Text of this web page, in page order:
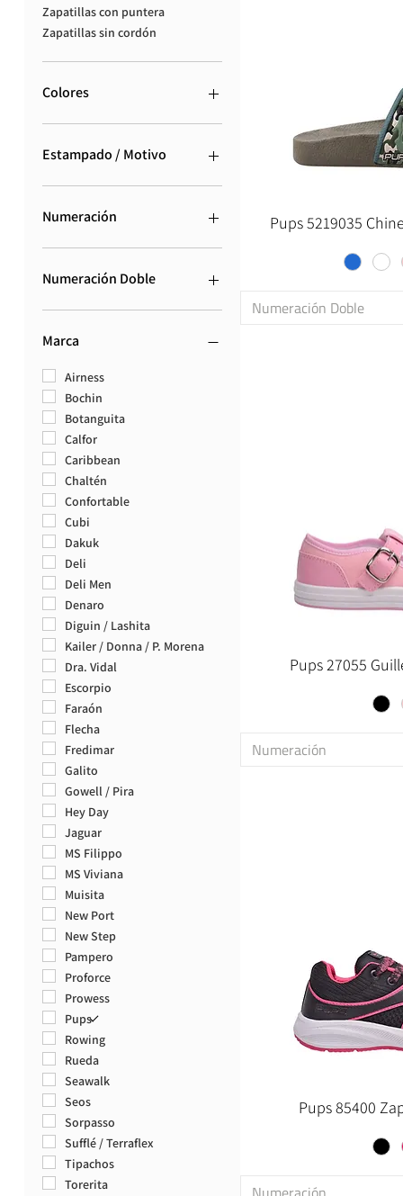
Zapatillas con puntera
Zapatillas sin cordón
Colores
Estampado / Motivo
Animal Print
Camuflado
Estampado Infantil
Floreado
Guarda Pampa
Jaspeado
Patrón
Simil Carpincho
Space Dinos
Numeración
17
18
20
21
23
24
25
26
27
28
29
30
31
32
33
34
35
36
37
38
39
40
41
42
43
44
45
46
47
48
49
50
45/46
Numeración Doble
46
17/18
21/22
23/24
25/26
27/28
29/30
31/32
33/34
34/35
35/36
36/37
37/38
38/39
39/40
40/41
41/42
42/43
43/44
44/45
45/46
46/47
Marca
Airness
Bochin
Botanguita
Calfor
Caribbean
Chaltén
Confortable
Cubi
Dakuk
Deli
Deli Men
Denaro
Diguin / Lashita
Kailer / Donna / P. Morena
Dra. Vidal
Escorpio
Faraón
Flecha
Fredimar
Galito
Gowell / Pira
Hey Day
Jaguar
MS Filippo
MS Viviana
Muisita
New Port
New Step
Pampero
Proforce
Prowess
Pups
Rowing
Rueda
Seawalk
Seos
Sorpasso
Sufflé / Terraflex
Tipachos
Torerita
Pups 5219035
Numeración Doble
Pups 27055
Numeración
Pups 85400